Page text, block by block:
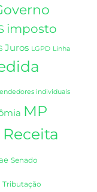
imposto
Juros LGPD Linha
individuais
MP
Receita
Senado
Tributação